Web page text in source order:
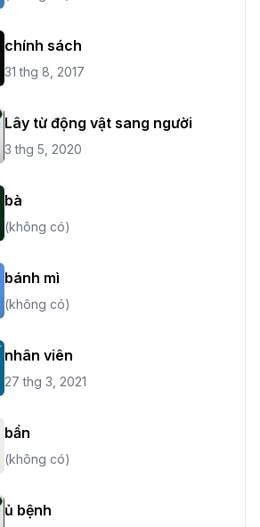
chính sách
31 thg 8, 2017
Lây từ động vật sang người
3 thg 5, 2020
bà
(không có)
bánh mì
(không có)
nhân viên
27 thg 3, 2021
bẩn
(không có)
ủ bệnh